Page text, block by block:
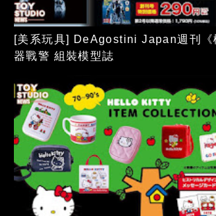
[美系玩具] DeAgostini Japan週刊《
器戰警 組裝模型誌